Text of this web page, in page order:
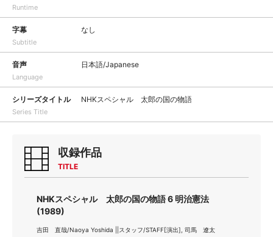
Runtime
字幕
Subtitle
なし
音声
Language
日本語/Japanese
シリーズタイトル
Series Title
NHKスペシャル 太郎の国の物語
収録作品
TITLE
NHKスペシャル 太郎の国の物語 6 明治憲法
(1989)
吉田 直哉/Naoya Yoshida ||スタッフ/STAFF[演出], 司馬 遼太